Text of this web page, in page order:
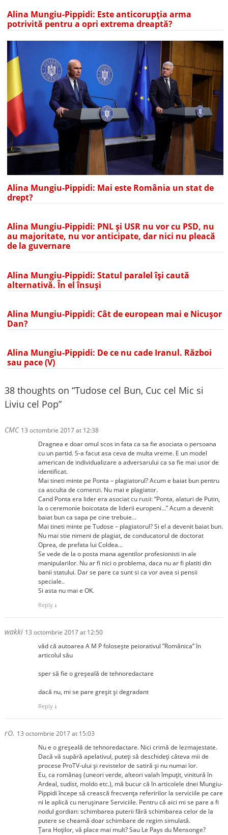
Alina Mungiu-Pippidi: Este anticorupția arma
potrivită pentru a opri extrema dreaptă?
Alina Mungiu-Pippidi: Mai este România un stat de
drept?
Alina Mungiu-Pippidi: PNL și USR nu vor cu PSD, nu
au majoritate, nu vor anticipate, dar nici nu pleacă
de la guvernare
Alina Mungiu-Pippidi: Statul paralel își caută
alternativă. În el însuși
Alina Mungiu-Pippidi: Cât de european mai e Nicușor
Dan?
Alina Mungiu-Pippidi: De ce nu cade Iranul. Război
sau pace (V)
38 thoughts on “Tudose cel Bun, Cuc cel Mic si
Liviu cel Pop”
CMC 13 octombrie 2017 at 12:38
Dragnea e doar omul scos in fata ca sa fie asociata o persoana
cu un partid. S-a facut asa ceva de multa vreme. E un model
american de individualizare a adversarului ca sa fie mai usor de
identificat.
Mai tineti minte pe Ponta – plagiatorul? Acum e baiat bun pentru
ca asculta de comenzi. Nu mai e plagiator.
Cand Ponta era lider era asociat cu rusii: “Ponta, alaturi de Putin,
la o ceremonie boicotata de liderii europeni…” Acum a devenit
baiat bun ca sapa pe cine trebuie…
Mai tineti minte pe Tudose – plagiatorul? Si el a devenit baiat bun.
Nu mai stie nimeni de plagiat, de conducatorul de doctorat
Oprea, de prefata lui Coldea…
Se vede de la o posta mana agentilor profesionisti in ale
manipularilor. Nu ar fi nici o problema, daca nu ar fi platiti din
banii statului. Dar se pare ca sunt si ca vor avea si pensii
speciale..
Si asta nu mai e OK.
Reply ↓
wakki 13 octombrie 2017 at 12:50
văd că autoarea A M P folosește peiorativul ”Românica” în
articolul său
sper să fie o greșeală de tehnoredactare
dacă nu, mi se pare greșit și degradant
Reply ↓
rO. 13 octombrie 2017 at 15:03
Nu e o greșeală de tehnoredactare. Nici crimă de lezmajestate.
Dacă vă supără apelativul, puteți să deschideți câteva mii de
procese ProTV-ului și revistelor de satiră și nu numai lor.
Eu, ca românaș (uneori verde, alteori valah împuțit, vinitură în
Ardeal, sudist, moldo etc.), mă bucur că în articolele dnei Mungiu-
Pippidi începe să crească frecvența referirilor la serviciile pe care
ni le aplică cu nerușinare Serviciile. Pentru că aici mi se pare a fi
nodul gordian: schimbarea puterii fără schimbarea celor de la
putere se cheamă doar schimbare de regim simulată.
Țara Hoților, vă place mai mult? Sau Le Pays du Mensonge?